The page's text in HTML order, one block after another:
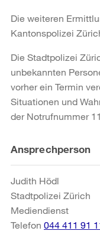
Die weiteren
Kantonspolizei
Die Stadtpolizei
unbekannten
vorher ein Termin
Situationen und
der Notrufnummer
Weitere
Informationen
Ansprechperson
Judith Hödl
Stadtpolizei Zürich
Mediendienst
Telefon 044 411 91